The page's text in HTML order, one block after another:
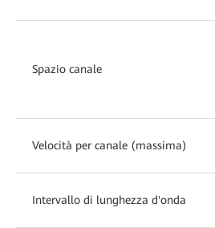
Spazio canale
Velocità per canale (massima)
Intervallo di lunghezza d'onda